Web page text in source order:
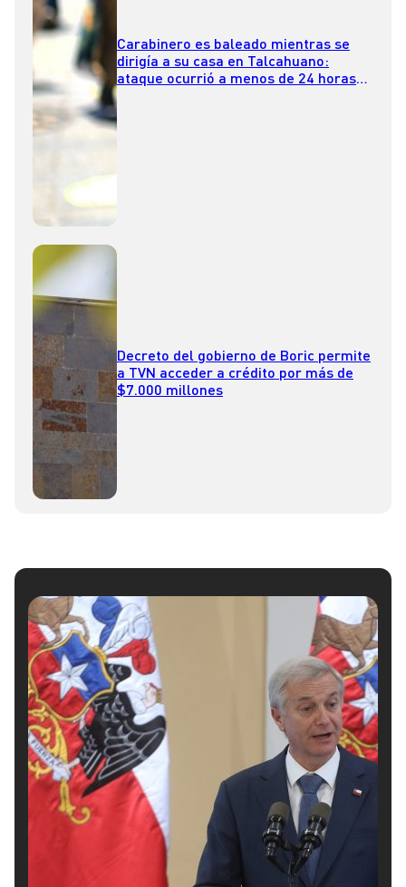
Carabinero es baleado mientras se
dirigía a su casa en Talcahuano:
ataque ocurrió a menos de 24 horas
Decreto del gobierno de Boric permite
a TVN acceder a crédito por más de
$7.000 millones